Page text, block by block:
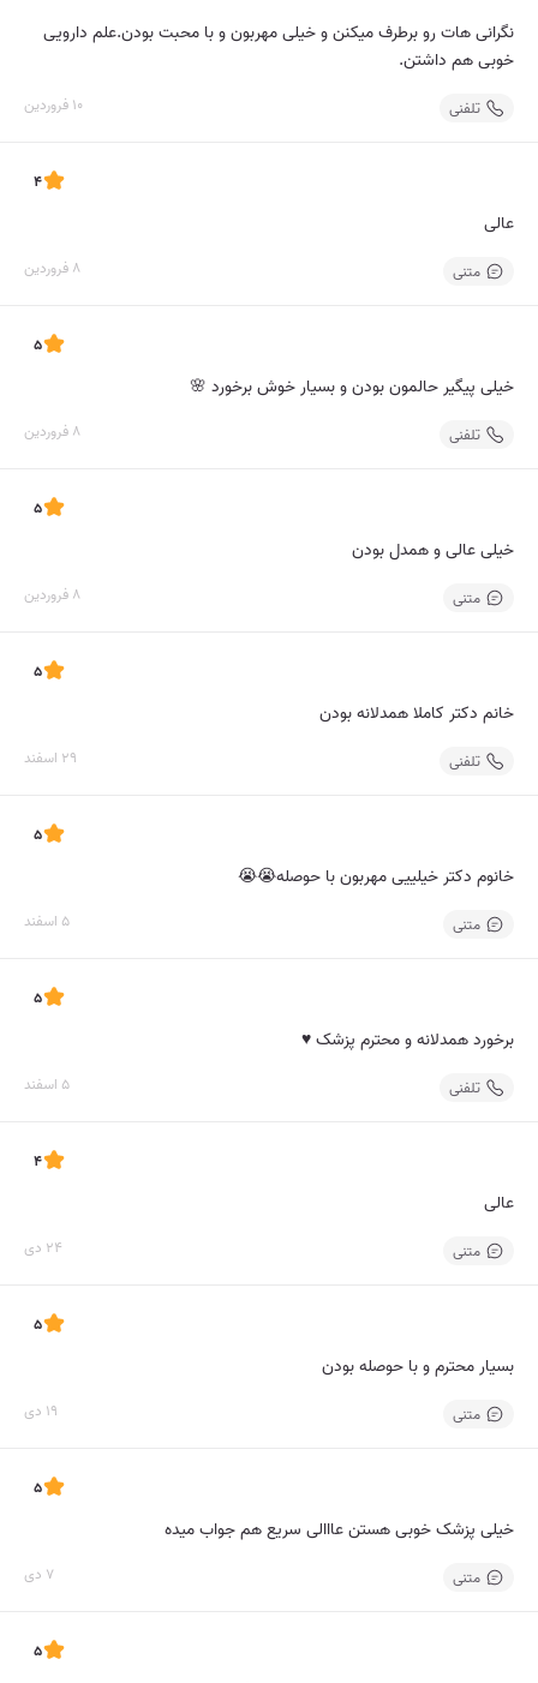
نگرانی هات رو برطرف میکنن و خیلی مهربون و با محبت بودن.علم دارویی
خوبی هم داشتن.
تلفنی 10 فروردین
4
عالی
متنی 8 فروردین
5
خیلی پیگیر حالمون بودن و بسیار خوش برخورد 🌸
تلفنی 8 فروردین
5
خیلی عالی و همدل بودن
متنی 8 فروردین
5
خانم دکتر کاملا همدلانه بودن
تلفنی 29 اسفند
5
خانوم دکتر خیلییی مهربون با حوصله😭😭
متنی 5 اسفند
5
برخورد همدلانه و محترم پزشک ♥️
تلفنی 5 اسفند
4
عالی
متنی 24 دی
5
بسیار محترم و با حوصله بودن
متنی 19 دی
5
خیلی پزشک خوبی هستن عااالی سریع هم جواب میده
متنی 7 دی
5